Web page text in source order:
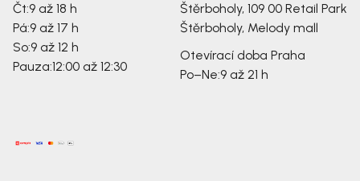
Čt:9 až 18 h
Pá:9 až 17 h
So:9 až 12 h
Pauza:12:00 až 12:30
Štěrboholy, 109 00 Retail Park
Štěrboholy, Melody mall
Otevírací doba Praha
Po–Ne:9 až 21 h